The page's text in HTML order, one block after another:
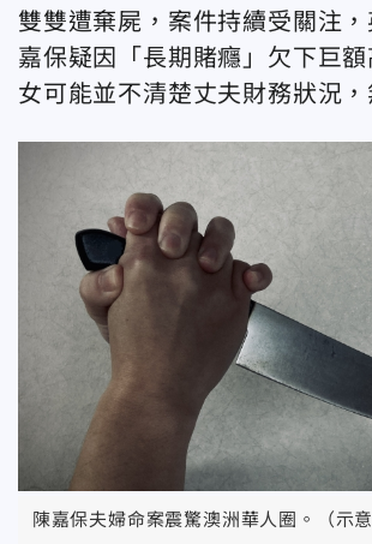
雙雙遭棄屍，案件持續受關注
嘉保疑因「長期賭癮」欠下巨
女可能並不清楚丈夫財務狀況，
陳嘉保夫婦命案震驚澳洲華人圈。（示